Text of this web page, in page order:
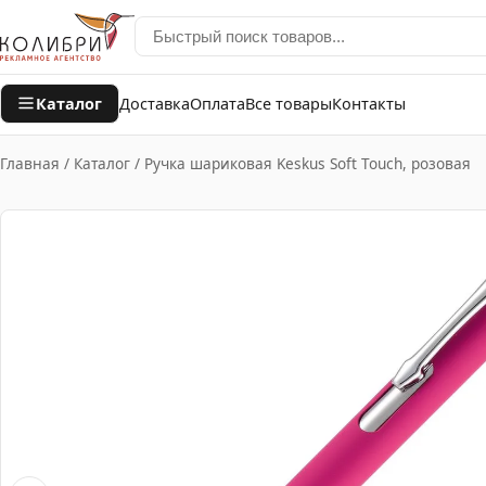
Каталог ДоставкаОплатаВсе товарыКонтакты
Главная / Каталог / Ручка шариковая Keskus Soft Touch, розовая